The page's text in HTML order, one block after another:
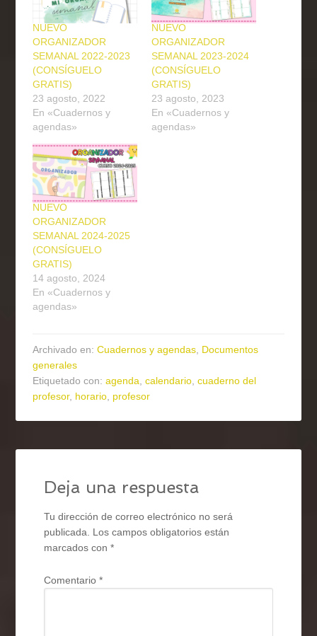
NUEVO
ORGANIZADOR
SEMANAL 2022-2023
(CONSÍGUELO
GRATIS)
23 agosto, 2022
En «Cuadernos y
agendas»
NUEVO
ORGANIZADOR
SEMANAL 2023-2024
(CONSÍGUELO
GRATIS)
23 agosto, 2023
En «Cuadernos y
agendas»
NUEVO
ORGANIZADOR
SEMANAL 2024-2025
(CONSÍGUELO
GRATIS)
14 agosto, 2024
En «Cuadernos y
agendas»
Archivado en:Cuadernos y agendas Documentos
generales
Etiquetado con:agenda ,calendario ,cuaderno del
profesor, horario profesor
Deja una respuesta
Tu dirección de correo electrónico no será
publicada.
Los campos obligatorios están
marcados con*
Comentario*